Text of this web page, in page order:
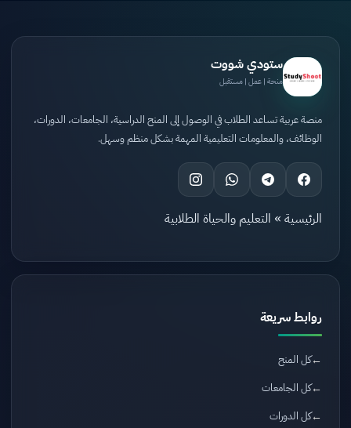
ستودي شووت
منحة | عمل | مستقبل
منصة عربية تساعد الطلاب في الوصول إلى المنح الدراسية، الجامعات، الدورات،
الوظائف، والمعلومات التعليمية المهمة بشكل منظم وسهل.
الرئيسية » التعليم والحياة الطلابية
روابط سريعة
كل المنح
كل الجامعات
كل الدورات